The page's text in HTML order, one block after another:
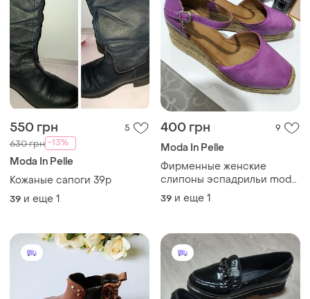
550 грн 5
630 грн -13%
Moda In Pelle
Кожаные сапоги 39р
39 и еще 1
400 грн 9
Moda In Pelle
Фирменные женские
слипоны эспадрильи moda
in pelle
39 и еще 1